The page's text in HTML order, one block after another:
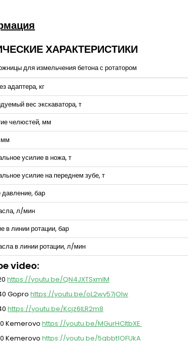
ХАРАКТЕРИСТИКИ
адаптера, кг
вес экскаватора, т
челюстей, мм
усилие в ножа, т
усилие на переднем зубе, т
бар
л/мин
в линии ротации, бар
в линии ротации, л/мин
video:
https://youtu.be/QN4JXTSxmlM
Gopro https://youtu.be/oL2wy57jOIw
https://youtu.be/Kcjz6ILR2m8
Kemerovo https://youtu.be/MGurHCltbXE
Kemerovo https://youtu.be/5qbbt1OFUkA